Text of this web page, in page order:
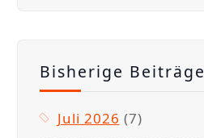
,
u
Bisherige Beiträge
Juli 2026 (7)